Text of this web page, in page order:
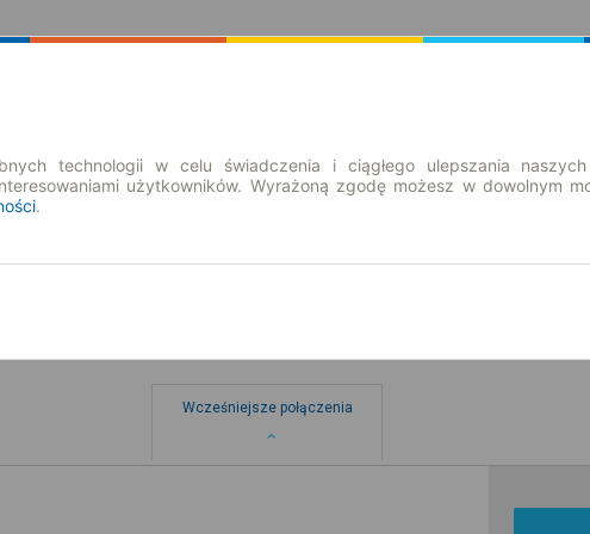
Wcześniejsze połączenia
technologii w celu świadczenia i ciągłego ulepszania naszych
użytkowników. Wyrażoną zgodę możesz w dowolnym
.